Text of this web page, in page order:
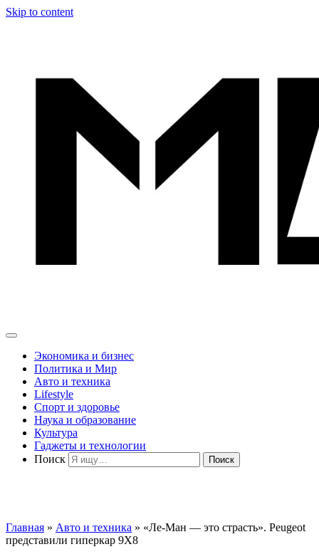
Skip to content
Экономика и бизнес
Политика и Мир
Авто и техника
Lifestyle
Спорт и здоровье
Наука и образование
Культура
Гаджеты и технологии
Поиск
Главная » Авто и техника » «Ле-Ман — это страсть». Peugeot
представили гиперкар 9Х8